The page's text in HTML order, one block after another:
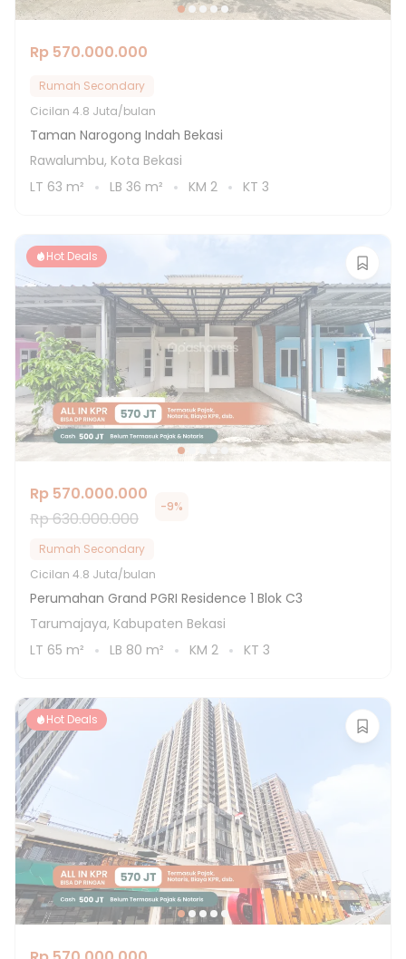
Rp 570.000.000
Rumah Secondary
Cicilan 4.8 Juta/bulan
Taman Narogong Indah Bekasi
Rawalumbu, Kota Bekasi
LT 63 m² LB 36 m² KM 2 KT 3
Hot Deals
Rp 570.000.000
Rp 630.000.000
-9%
Rumah Secondary
Cicilan 4.8 Juta/bulan
Perumahan Grand PGRI Residence 1 Blok C3
Tarumajaya, Kabupaten Bekasi
LT 65 m² LB 80 m² KM 2 KT 3
Hot Deals